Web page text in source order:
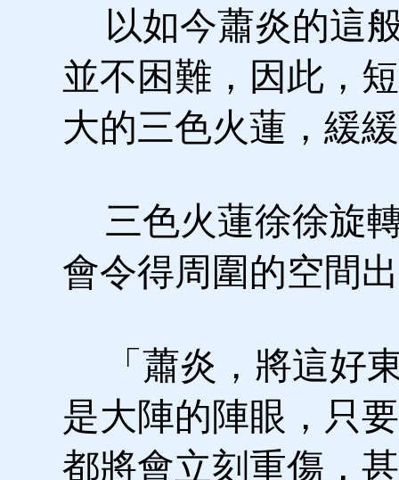
以如今蕭炎的這
並不困難，因此，
大的三色火蓮，緩
三色火蓮徐徐旋
會令得周圍的空間
「蕭炎，將這好
是大陣的陣眼，只
都將會立刻重傷，